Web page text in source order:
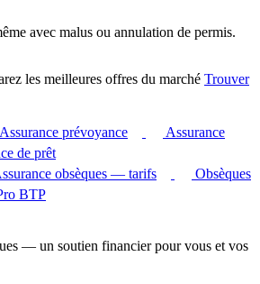
avec malus ou annulation de permis.
les meilleures offres du marché Trouver
Assurance prévoyance
Assurance
de prêt
obsèques — tarifs
Obsèques
BTP
— un soutien financier pour vous et vos